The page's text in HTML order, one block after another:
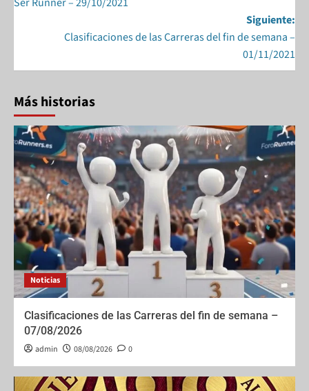
Siguiente:
Clasificaciones de las Carreras del fin de semana –
01/11/2021
Más historias
Noticias
Clasificaciones de las Carreras del fin de semana –
07/08/2026
admin 08/08/2026 0